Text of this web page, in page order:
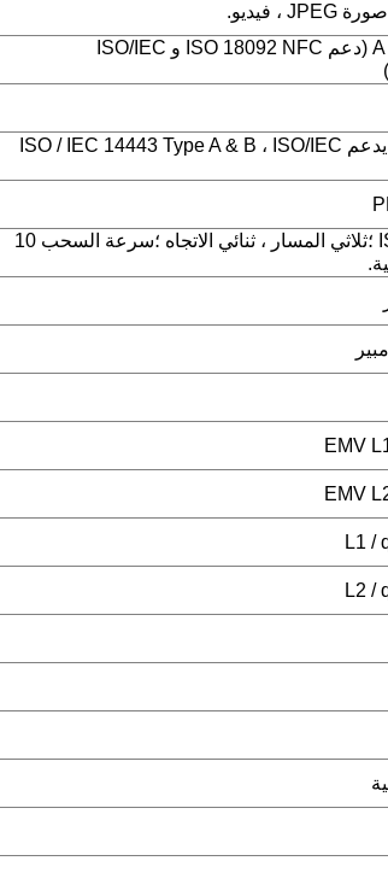
ISO14443 من النوع A / B (دعم ISO 18092 NFC و ISO/IEC
NFC 13.56 ميجا هرتز ، يدعم ISO / IEC 14443 Type A & B ، ISO/IEC
ISO 7810 ، 7811 ، 7813 ؛ثلاثي المسار ، ثنائي الاتجاه ؛سرعة السحب 10